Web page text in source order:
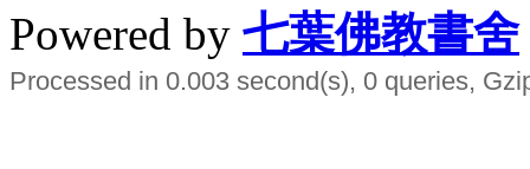
Powered by 七葉佛教書舍
Processed in 0.003 second(s), 0 queries,